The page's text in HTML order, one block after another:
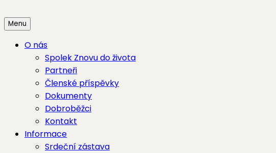
toMenu
O nás
Spolek Znovu do života
Partneři
Členské příspěvky
Dokumenty
Dobroběžci
Kontakt
Informace
Srdeční zástava